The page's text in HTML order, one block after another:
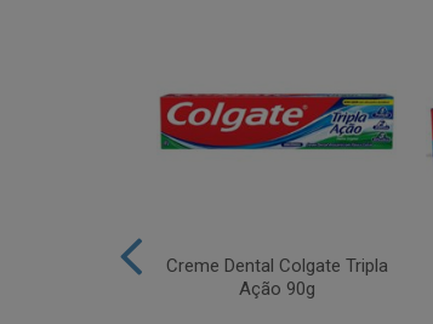
Creme Dental Colgate Tripla
Ação 90g